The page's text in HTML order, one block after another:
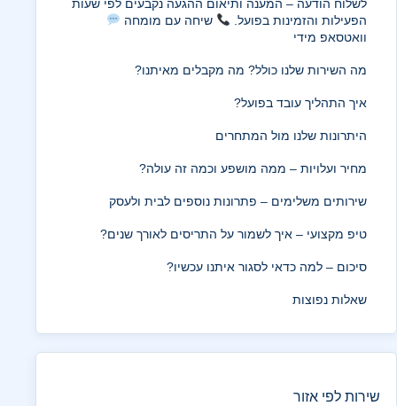
לשלוח הודעה – המענה ותיאום ההגעה נקבעים לפי שעות
הפעילות והזמינות בפועל.
שיחה עם מומחה
וואטסאפ מידי
מה השירות שלנו כולל? מה מקבלים מאיתנו?
איך התהליך עובד בפועל?
היתרונות שלנו מול המתחרים
מחיר ועלויות – ממה מושפע וכמה זה עולה?
שירותים משלימים – פתרונות נוספים לבית ולעסק
טיפ מקצועי – איך לשמור על התריסים לאורך שנים?
סיכום – למה כדאי לסגור איתנו עכשיו?
שאלות נפוצות
שירות לפי אזור